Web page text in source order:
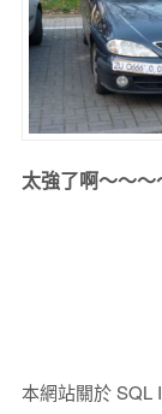
太強了啊～～
本網站關於 SQL